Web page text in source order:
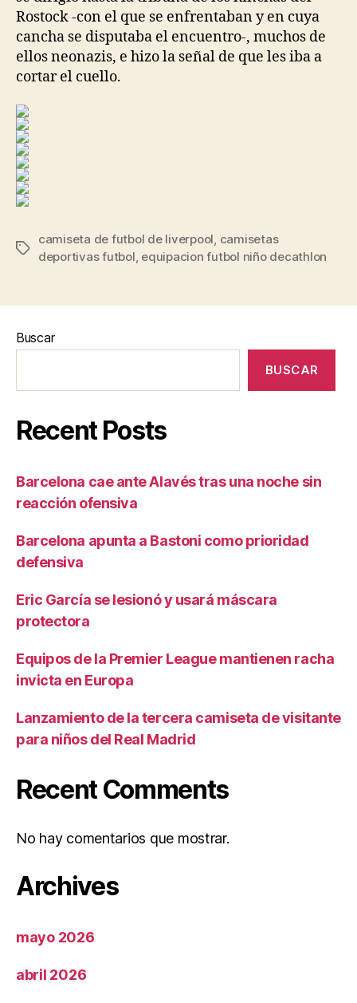
Rostock -con el que se enfrentaban y en cuya
cancha se disputaba el encuentro-, muchos de
ellos neonazis, e hizo la señal de que les iba a
cortar el cuello.
Etiquetas
camiseta de futbol de liverpool, camisetas
deportivas futbol, equipacion futbol niño decathlon
Buscar
BUSCAR
Recent Posts
Barcelona cae ante Alavés tras una noche sin
reacción ofensiva
Barcelona apunta a Bastoni como prioridad
defensiva
Eric García se lesionó y usará máscara
protectora
Equipos de la Premier League mantienen racha
invicta en Europa
Lanzamiento de la tercera camiseta de visitante
para niños del Real Madrid
Recent Comments
No hay comentarios que mostrar.
Archives
mayo 2026
abril 2026